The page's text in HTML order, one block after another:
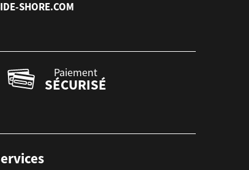
SHORE.COM
Paiement
SÉCURISÉ